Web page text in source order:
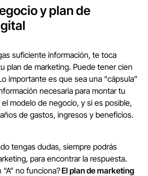
y plan de
suficiente información, te toca
plan de marketing. Puede tener cien
importante es que sea una “cápsula”
necesaria para montar tu
modelo de negocio, y si es posible,
de gastos, ingresos y beneficios.
tengas dudas, siempre podrás
para encontrar la respuesta.
no funciona?El plan de marketing